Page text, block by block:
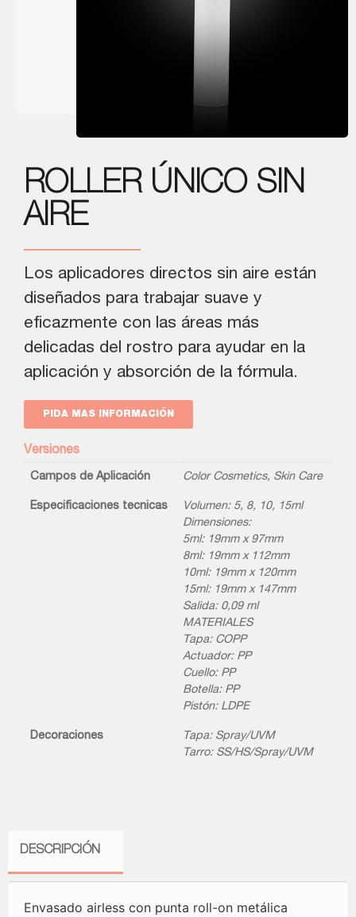
ROLLER ÚNICO SIN
AIRE
Los aplicadores directos sin aire están
diseñados para trabajar suave y
eficazmente con las áreas más
delicadas del rostro para ayudar en la
aplicación y absorción de la fórmula.
PIDA MAS INFORMACIÓN
Versiones
Campos de Aplicación Color Cosmetics, Skin Care
Especificaciones tecnicas
Volumen: 5, 8, 10, 15ml
Dimensiones:
5ml: 19mm x 97mm
8ml: 19mm x 112mm
10ml: 19mm x 120mm
15ml: 19mm x 147mm
Salida: 0,09 ml
MATERIALES
Tapa: COPP
Actuador: PP
Cuello: PP
Botella: PP
Pistón: LDPE
Decoraciones
Tapa: Spray/UVM
Tarro: SS/HS/Spray/UVM
DESCRIPCIÓN
Envasado airless con punta roll-on metálica